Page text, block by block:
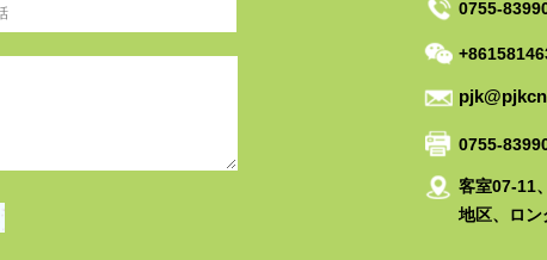
0755-
0755-
客室07-11
地区、ロン